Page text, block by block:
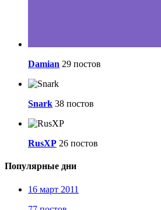
Damian 29 постов
Snark 38 постов
RusXP 26 постов
Популярные дни
16 март 2011